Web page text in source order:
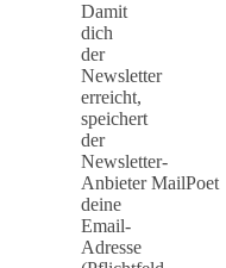
Damit
dich
der
Newsletter
erreicht,
speichert
der
Newsletter-
Anbieter MailPoet
deine
Email-
Adresse